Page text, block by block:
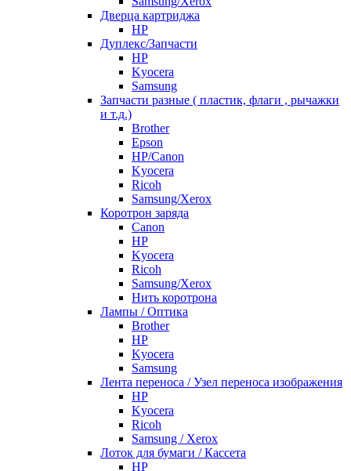
Дверца картриджа
HP
Дуплекс/Запчасти
HP
Kyocera
Samsung
Запчасти разные ( пластик, флаги , рычажки
и т.д.)
Brother
Epson
HP/Canon
Kyocera
Ricoh
Samsung/Xerox
Коротрон заряда
Canon
HP
Kyocera
Ricoh
Samsung/Xerox
Нить коротрона
Лампы / Оптика
Brother
HP
Kyocera
Samsung
Лента переноса / Узел переноса изображения
HP
Kyocera
Ricoh
Samsung / Xerox
Лоток для бумаги / Кассета
HP